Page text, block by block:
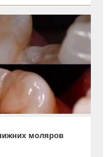
моляров